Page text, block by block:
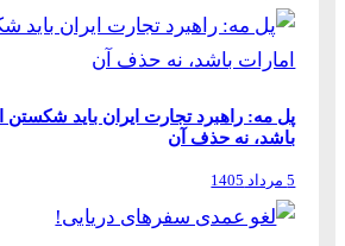
پل مه: راهبرد تجارت ایران باید شکستن
باشد، نه حذف آن
5 مرداد 1405